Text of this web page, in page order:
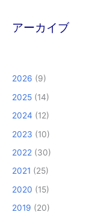
アーカイブ
2026 (9)
2025 (14)
2024 (12)
2023 (10)
2022 (30)
2021 (25)
2020 (15)
2019 (20)